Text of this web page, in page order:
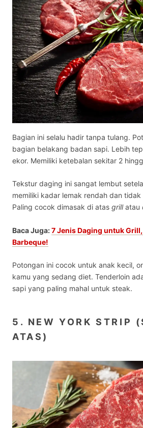
Bagian ini selalu hadir tanpa tulang.
bagian belakang badan sapi. Lebih
ekor. Memiliki ketebalan sekitar 2
Tekstur daging ini sangat lembut
memiliki kadar lemak rendah dan
Paling cocok dimasak di atas grillatau
Baca Juga:7 Jenis Daging untuk
Barbeque!
Potongan ini cocok untuk anak kecil,
kamu yang sedang diet. Tenderloin
sapi yang paling mahal untuk steak.
5. NEW YORK STRIP
ATAS)